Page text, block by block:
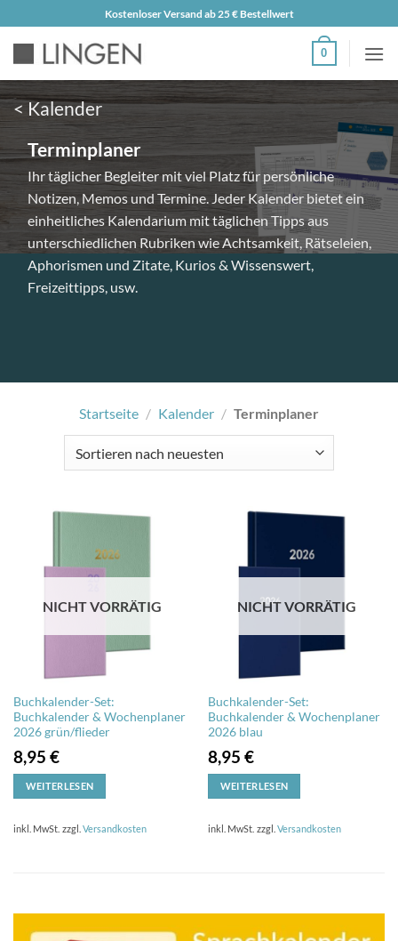
Inhalt
Kostenloser Versand ab 25 € Bestellwert
0
< Kalender
Terminplaner
Ihr täglicher Begleiter mit viel Platz für persönliche
Notizen, Memos und Termine. Jeder Kalender bietet ein
einheitliches Kalendarium mit täglichen Tipps aus
unterschiedlichen Rubriken wie Achtsamkeit, Rätseleien,
Aphorismen und Zitate, Kurios & Wissenswert,
Freizeittipps, usw.
Startseite / Kalender / Terminplaner
NICHT VORRÄTIG
Buchkalender-Set:
Buchkalender & Wochenplaner
2026 grün/flieder
8,95 €
WEITERLESEN
inkl. MwSt. zzgl. Versandkosten
NICHT VORRÄTIG
Buchkalender-Set:
Buchkalender & Wochenplaner
2026 blau
8,95 €
WEITERLESEN
inkl. MwSt. zzgl. Versandkosten